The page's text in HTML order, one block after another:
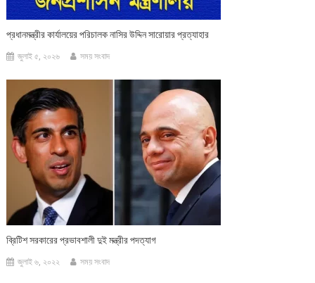
প্রধানমন্ত্রীর কার্যালয়ের পরিচালক নাসির উদ্দিন সারোয়ার প্রত্যাহার
জুলাই ৫, ২০২৬ সময় সংবাদ
ব্রিটিশ সরকারের প্রভাবশালী দুই মন্ত্রীর পদত্যাগ
জুলাই ৬, ২০২২ সময় সংবাদ